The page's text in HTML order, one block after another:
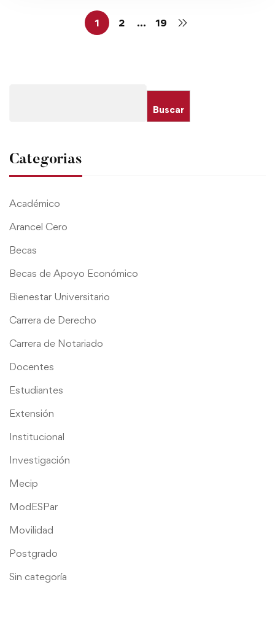
1 2 … 19
Buscar
Categorias
Académico
Arancel Cero
Becas
Becas de Apoyo Económico
Bienestar Universitario
Carrera de Derecho
Carrera de Notariado
Docentes
Estudiantes
Extensión
Institucional
Investigación
Mecip
ModESPar
Movilidad
Postgrado
Sin categoría